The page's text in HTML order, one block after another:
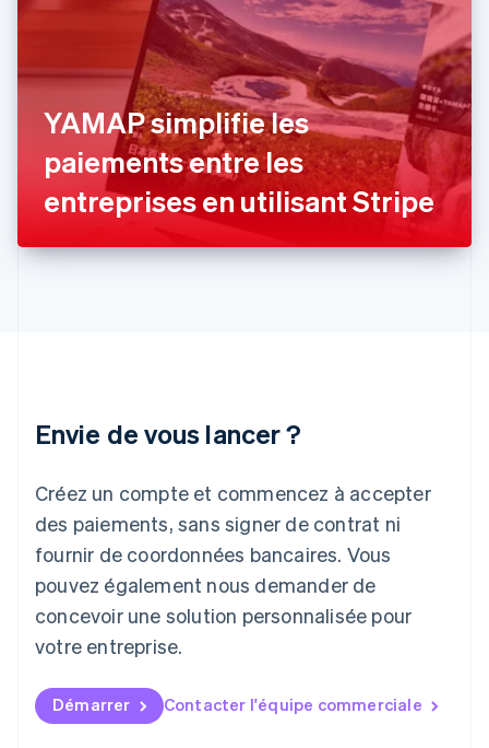
YAMAP simplifie les
paiements entre les
entreprises en utilisant Stripe
Envie de vous lancer ?
Créez un compte et commencez à accepter
des paiements, sans signer de contrat ni
fournir de coordonnées bancaires. Vous
pouvez également nous demander de
concevoir une solution personnalisée pour
votre entreprise.
Démarrer Contacter l'équipe commerciale
English
English
English
Hongrie
English
Inde
English
English
Deutsch English
Luxembourg
FrançaisDeutsch English
Malaisie
English 简体中文
Malte
English
EspañolEnglish
English
Nouvelle-Zélande